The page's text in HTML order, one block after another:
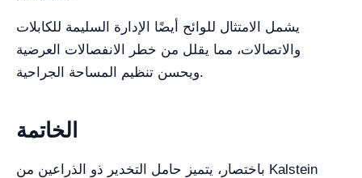
يشمل الامتثال للوائح أيضًا الإدارة السليمة للكابلات
والاتصالات، مما يقلل من خطر الانفصالات العرضية
ويحسن تنظيم المساحة الجراحية.
الخاتمة
باختصار، يتميز حامل التخدير ذو الذراعين من Kalstein